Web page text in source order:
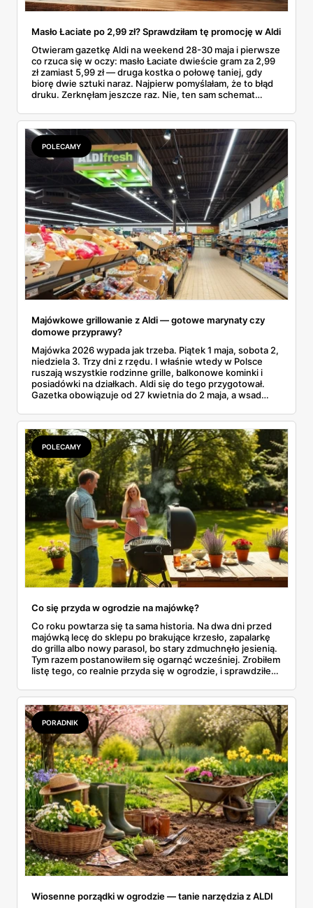
Masło Łaciate po 2,99 zł? Sprawdziłam tę promocję w Aldi
Otwieram gazetkę Aldi na weekend 28-30 maja i pierwsze
co rzuca się w oczy: masło Łaciate dwieście gram za 2,99
zł zamiast 5,99 zł — druga kostka o połowę taniej, gdy
biorę dwie sztuki naraz. Najpierw pomyślałam, że to błąd
druku. Zerknęłam jeszcze raz. Nie, ten sam schemat
80 gr), Toffifee 1+1 gratis i polskie truskawki po 9,99 zł.
Przejrzałam tę gazetkę od deski do deski i wybrałam
pozycje, które naprawdę robią różnicę — oraz takie, które
spokojnie da się pominąć.
POLECAMY
Majówkowe grillowanie z Aldi — gotowe marynaty czy
domowe przyprawy?
Majówka 2026 wypada jak trzeba. Piątek 1 maja, sobota 2,
niedziela 3. Trzy dni z rzędu. I właśnie wtedy w Polsce
ruszają wszystkie rodzinne grille, balkonowe kominki i
posiadówki na działkach. Aldi się do tego przygotował.
Gazetka obowiązuje od 27 kwietnia do 2 maja, a wsad
Polędwiczki paprykowe za 11,49 zł. Kiełbaski białe surowe.
Wygląda jak gotowy plan na grilla, bez męczenia się z
miską oleju, papryki i czosnku w czwartkowy wieczór.
Tylko jest haczyk. Czy gotowa marynata z lodówki
rzeczywiście da radę domowej, ze świeżego czosnku i
rozmarynu? Różnica w smaku potrafi zdziwić.
POLECAMY
Co się przyda w ogrodzie na majówkę?
Co roku powtarza się ta sama historia. Na dwa dni przed
majówką lecę do sklepu po brakujące krzesło, zapalarkę
do grilla albo nowy parasol, bo stary zdmuchnęło jesienią.
Tym razem postanowiłem się ogarnąć wcześniej. Zrobiłem
listę tego, co realnie przyda się w ogrodzie, i sprawdziłem
PORADNIK
Wiosenne porządki w ogrodzie — tanie narzędzia z ALDI